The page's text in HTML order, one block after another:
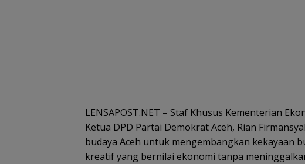
LENSAPOST.NET – Staf Khusus Kementerian
Ketua DPD Partai Demokrat Aceh, Rian
budaya Aceh untuk mengembangkan kekayaan
kreatif yang bernilai ekonomi tanpa